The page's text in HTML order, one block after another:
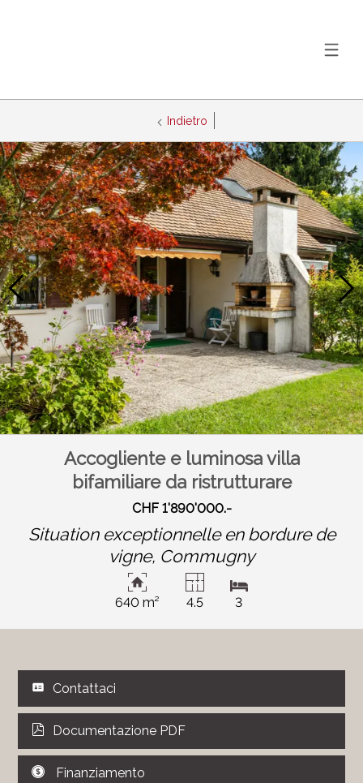
Indietro
Accogliente e luminosa villa
bifamiliare da ristrutturare
CHF 1'890'000.-
Situation exceptionnelle en bordure de
vigne, Commugny
640 m² 4.5 3
Contattaci
Documentazione PDF
Finanziamento